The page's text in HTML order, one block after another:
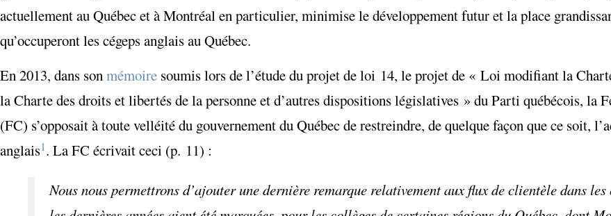
actuellement au Québec et à Montréal en particulier, minimise le développement futur et la place
qu’occuperont les cégeps anglais au Québec.
En 2013, dans sonmémoire soumis lors de l’étude du projet de loi 14, le projet de « Loi modifiant la
la Charte des droits et libertés de la personne et d’autres dispositions législatives » du Parti québécois, la
(FC) s’opposait à toute velléité du gouvernement du Québec de restreindre, de quelque façon que ce soit,
anglais1 . La FC écrivait ceci (p. 11) :
Nous nous permettrons d’ajouter une dernière remarque relativement aux flux de clientèle dans